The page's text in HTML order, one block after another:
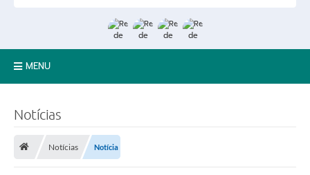
MENU
Notícias
Notícias Notícia